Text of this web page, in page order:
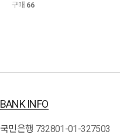
구매 66
BANK INFO
국민은행 732801-01-327503